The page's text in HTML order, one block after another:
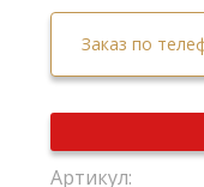
Заказ по
Артикул: